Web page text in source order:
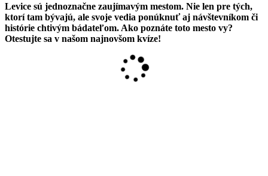
Levice sú jednoznačne zaujímavým mestom. Nie len pre tých,
ktorí tam bývajú, ale svoje vedia ponúknuť aj návštevníkom či
histórie chtivým bádateľom. Ako poznáte toto mesto vy?
Otestujte sa v našom najnovšom kvíze!